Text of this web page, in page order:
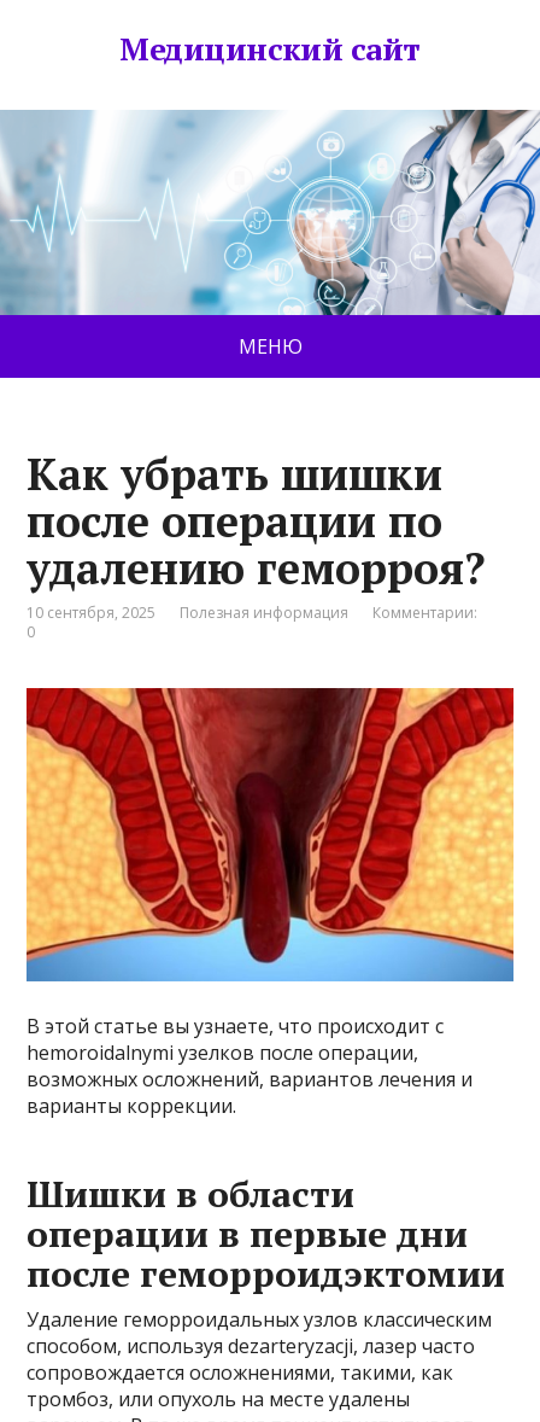
Медицинский сайт
МЕНЮ
Как убрать шишки
после операции по
удалению геморроя?
10 сентября, 2025 Полезная информация
Комментарии:
0
В этой статье вы узнаете, что происходит с
hemoroidalnymi узелков после операции,
возможных осложнений, вариантов лечения и
варианты коррекции.
Шишки в области
операции в первые дни
после геморроидэктомии
Удаление геморроидальных узлов классическим
способом, используя dezarteryzacji, лазер часто
сопровождается осложнениями, такими, как
тромбоз, или опухоль на месте удалены